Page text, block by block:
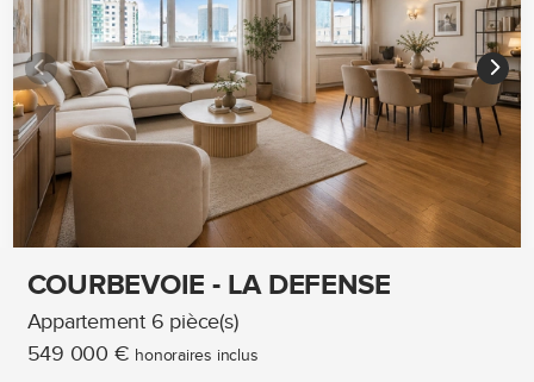
COURBEVOIE - LA DEFENSE
Appartement 6 pièce(s)
549 000 € honoraires inclus